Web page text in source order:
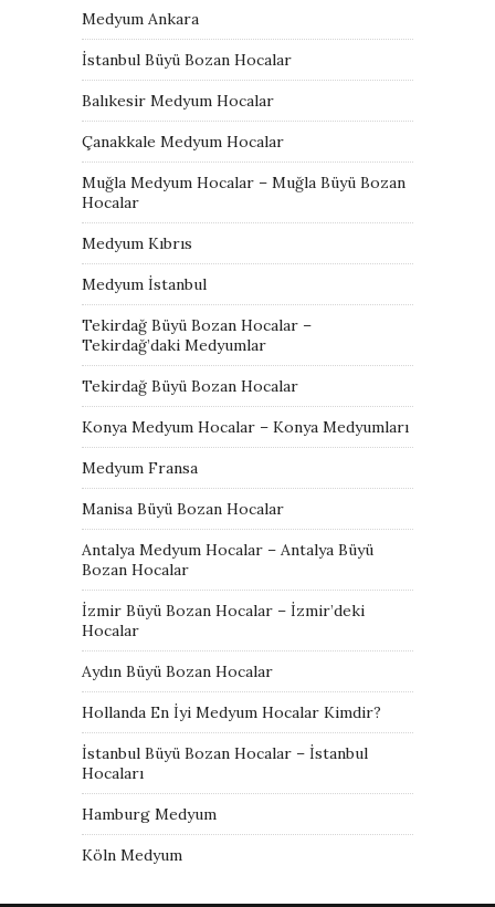
Medyum Ankara
İstanbul Büyü Bozan Hocalar
Balıkesir Medyum Hocalar
Çanakkale Medyum Hocalar
Muğla Medyum Hocalar – Muğla Büyü Bozan
Hocalar
Medyum Kıbrıs
Medyum İstanbul
Tekirdağ Büyü Bozan Hocalar –
Tekirdağ’daki Medyumlar
Tekirdağ Büyü Bozan Hocalar
Konya Medyum Hocalar – Konya Medyumları
Medyum Fransa
Manisa Büyü Bozan Hocalar
Antalya Medyum Hocalar – Antalya Büyü
Bozan Hocalar
İzmir Büyü Bozan Hocalar – İzmir’deki
Hocalar
Aydın Büyü Bozan Hocalar
Hollanda En İyi Medyum Hocalar Kimdir?
İstanbul Büyü Bozan Hocalar – İstanbul
Hocaları
Hamburg Medyum
Köln Medyum